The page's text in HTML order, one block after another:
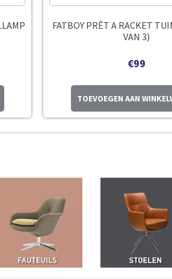
FATBOY PRÊT A RACKET
VAN 3)
€99
TOEVOEGEN AAN